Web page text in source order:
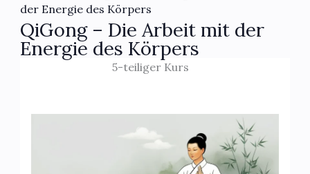
der Energie des Körpers
QiGong – Die Arbeit mit der
Energie des Körpers
5-teiliger Kurs